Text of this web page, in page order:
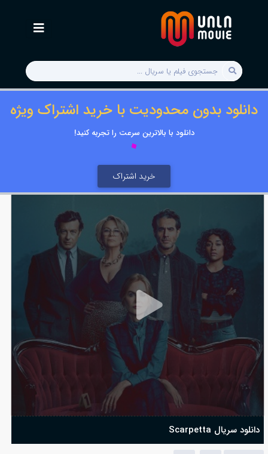
دانلود بدون محدودیت با خرید اشتراک ویژه
دانلود با بالاترین سرعت را تجربه کنید!
خرید اشتراک
دانلود سریال Scarpetta